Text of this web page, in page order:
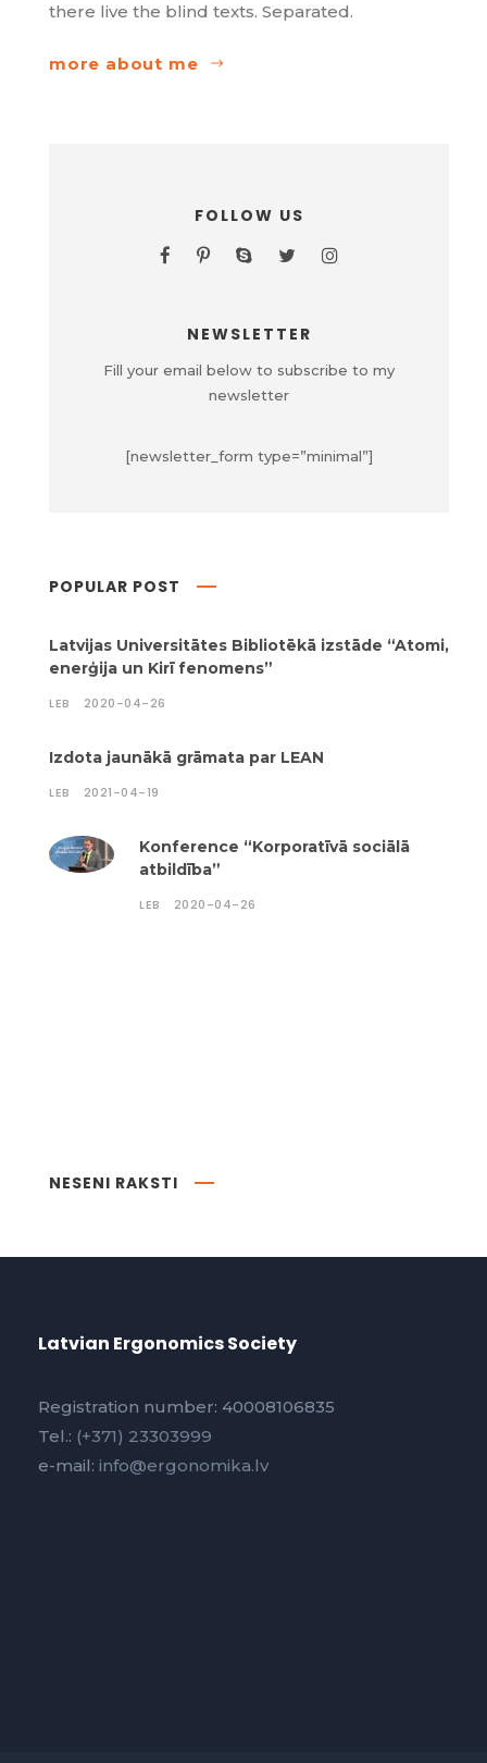
there live the blind texts. Separated.
more about me
FOLLOW US
NEWSLETTER
Fill your email below to subscribe to my
newsletter
[newsletter_form type=”minimal”]
POPULAR POST
Latvijas Universitātes Bibliotēkā izstāde “Atomi,
enerģija un Kirī fenomens”
LEB 2020-04-26
Izdota jaunākā grāmata par LEAN
LEB 2021-04-19
Konference “Korporatīvā sociālā
atbildība”
LEB 2020-04-26
NESENI RAKSTI
Latvian Ergonomics Society
Registration number: 40008106835
Tel.: (+371) 23303999
e-mail: info@ergonomika.lv